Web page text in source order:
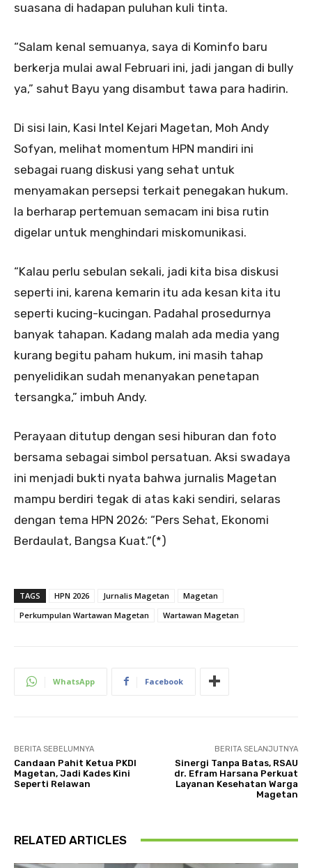
suasana di hadapan puluhan kuli tinta.
“Salam kenal semuanya, saya di Kominfo baru
berkerja mulai awal Februari ini, jadi jangan di bully
ya,” sahut Bayu yang disambut tawa para hadirin.
Di sisi lain, Kasi Intel Kejari Magetan, Moh Andy
Sofyan, melihat momentum HPN mandiri ini
sebagai ruang diskusi yang sehat untuk
menyamakan persepsi terkait penegakan hukum.
Ia berharap pertemuan semacam ini bisa rutin
digelar untuk menghindari miskomunikasi.
“Kalau perlu sebulan sekali, jadi kita bisa diskusi
seperti ini, karena kemarin itu ada kesan kita itu
seperti kucing-kucingan. Padahal prosedurnya
banyak tahapan. Kadang malah ada media yang
kurang begitu paham hukum, ini masih tahap
penyelidikan sudah menanyakan penetapan
tersangka,” imbuh Andy.
Perayaan ditutup dengan sesi hiburan dan foto
bersama sebagai simbol persatuan. Aksi swadaya
ini menjadi bukti nyata bahwa jurnalis Magetan
mampu berdiri tegak di atas kaki sendiri, selaras
dengan tema HPN 2026: “Pers Sehat, Ekonomi
Berdaulat, Bangsa Kuat.”(*)
TAGS HPN 2026 Jurnalis Magetan
Magetan
Perkumpulan Wartawan Magetan
Wartawan Magetan
WhatsApp Facebook
BERITA SEBELUMNYA
Candaan Pahit Ketua PKDI
Magetan, Jadi Kades Kini
Seperti Relawan
BERITA SELANJUTNYA
Sinergi Tanpa Batas, RSAU
dr. Efram Harsana Perkuat
Layanan Kesehatan Warga
Magetan
RELATED ARTICLES